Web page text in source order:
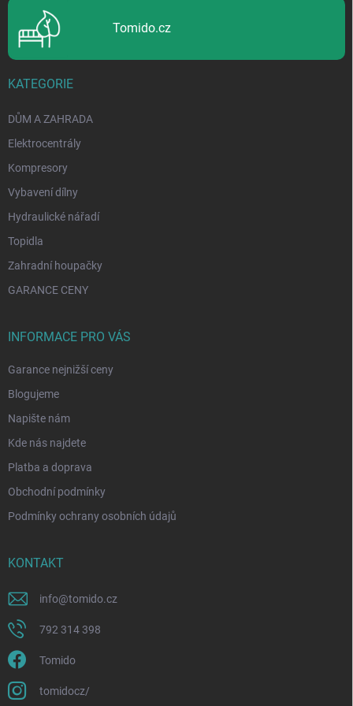
Tomido.cz
KATEGORIE
DŮM A ZAHRADA
Elektrocentrály
Kompresory
Vybavení dílny
Hydraulické nářadí
Topidla
Zahradní houpačky
GARANCE CENY
INFORMACE PRO VÁS
Garance nejnižší ceny
Blogujeme
Napište nám
Kde nás najdete
Platba a doprava
Obchodní podmínky
Podmínky ochrany osobních údajů
KONTAKT
info@tomido.cz
792 314 398
Tomido
tomidocz/